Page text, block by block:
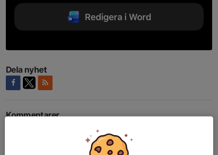
Dela nyhet
Kommentarer